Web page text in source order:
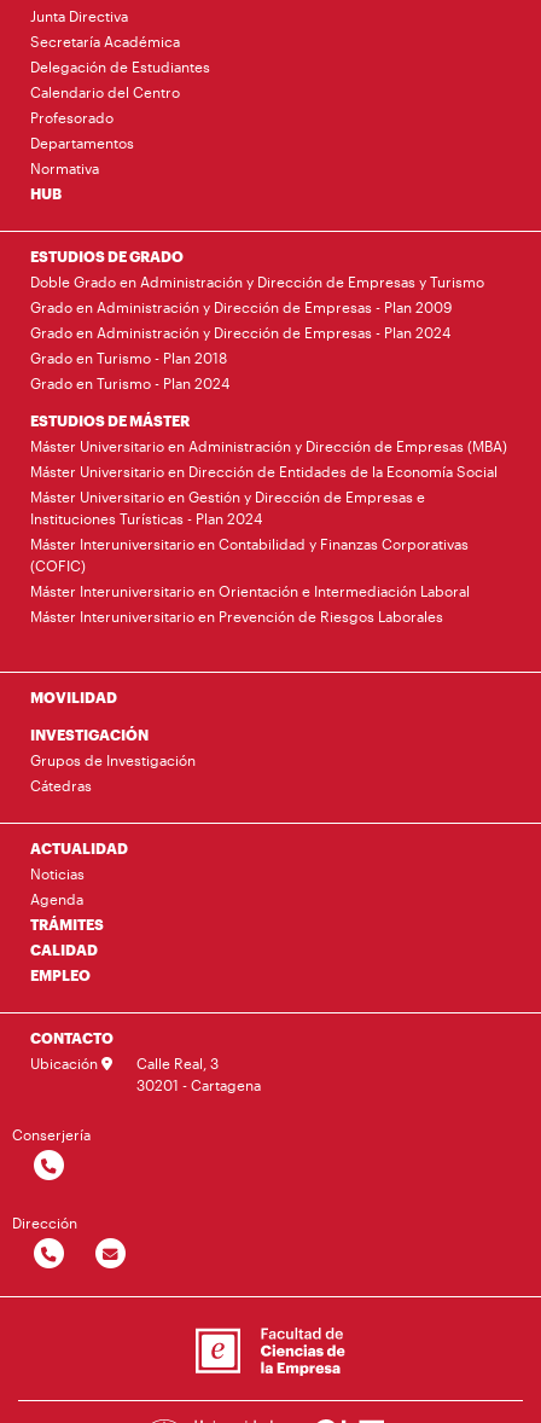
Junta Directiva
Secretaría Académica
Delegación de Estudiantes
Calendario del Centro
Profesorado
Departamentos
Normativa
HUB
ESTUDIOS DE GRADO
Doble Grado en Administración y Dirección de Empresas y Turismo
Grado en Administración y Dirección de Empresas - Plan 2009
Grado en Administración y Dirección de Empresas - Plan 2024
Grado en Turismo - Plan 2018
Grado en Turismo - Plan 2024
ESTUDIOS DE MÁSTER
Máster Universitario en Administración y Dirección de Empresas (MBA)
Máster Universitario en Dirección de Entidades de la Economía Social
Máster Universitario en Gestión y Dirección de Empresas e
Instituciones Turísticas - Plan 2024
Máster Interuniversitario en Contabilidad y Finanzas Corporativas
(COFIC)
Máster Interuniversitario en Orientación e Intermediación Laboral
Máster Interuniversitario en Prevención de Riesgos Laborales
MOVILIDAD
INVESTIGACIÓN
Grupos de Investigación
Cátedras
ACTUALIDAD
Noticias
Agenda
TRÁMITES
CALIDAD
EMPLEO
CONTACTO
Ubicación
Calle Real, 3
30201 - Cartagena
Conserjería
Dirección